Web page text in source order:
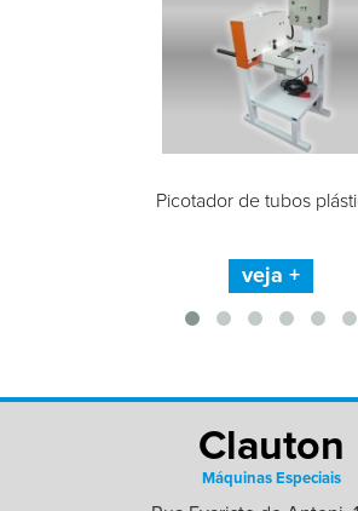
Picotador de tubos
veja +
Clauton
Máquinas Especiais